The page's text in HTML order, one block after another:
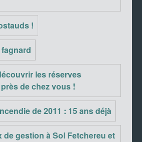
!
les réserves
de chez vous !
de 2011 : 15 ans déjà
de gestion à Sol Fetchereu et